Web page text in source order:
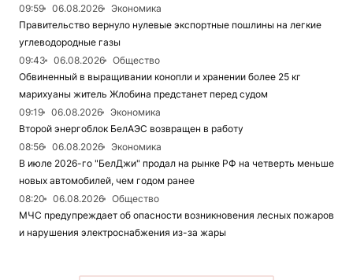
09:59
06.08.2026
Экономика
Правительство вернуло нулевые экспортные пошлины на легкие
углеводородные газы
09:43
06.08.2026
Общество
Обвиненный в выращивании конопли и хранении более 25 кг
марихуаны житель Жлобина предстанет перед судом
09:19
06.08.2026
Экономика
Второй энергоблок БелАЭС возвращен в работу
08:56
06.08.2026
Экономика
В июле 2026-го "БелДжи" продал на рынке РФ на четверть меньше
новых автомобилей, чем годом ранее
08:20
06.08.2026
Общество
МЧС предупреждает об опасности возникновения лесных пожаров
и нарушения электроснабжения из-за жары